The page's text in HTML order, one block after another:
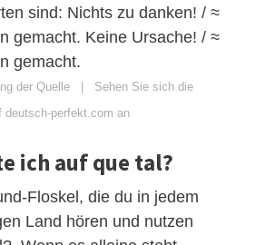
sind: Nichts zu danken! / ≈
gemacht. Keine Ursache! / ≈
gemacht.
der Quelle | Sehen Sie sich die
deutsch-perfekt.com an
ich auf que tal?
Floskel, die du in jedem
Land hören und nutzen